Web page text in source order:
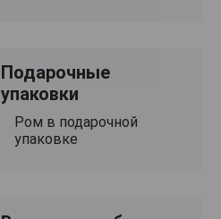
Подарочные
упаковки
Ром в подарочной
упаковке